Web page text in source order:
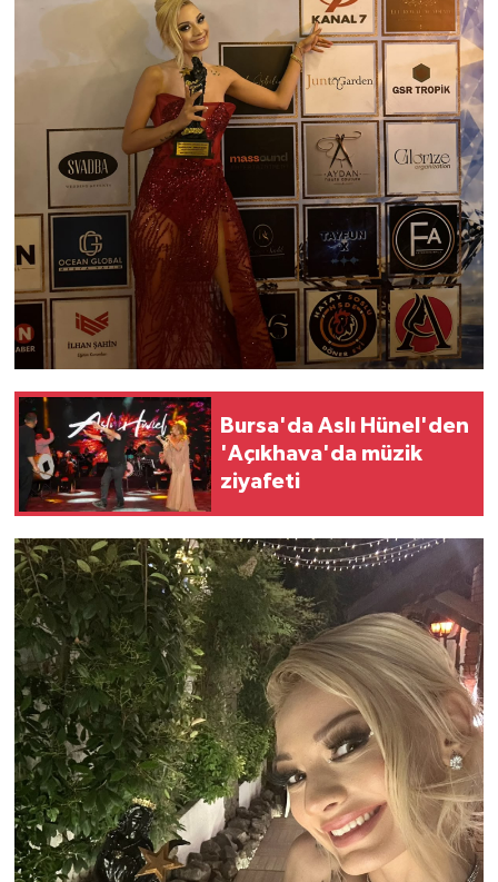
Bursa'da Aslı Hünel'den
'Açıkhava'da müzik
ziyafeti